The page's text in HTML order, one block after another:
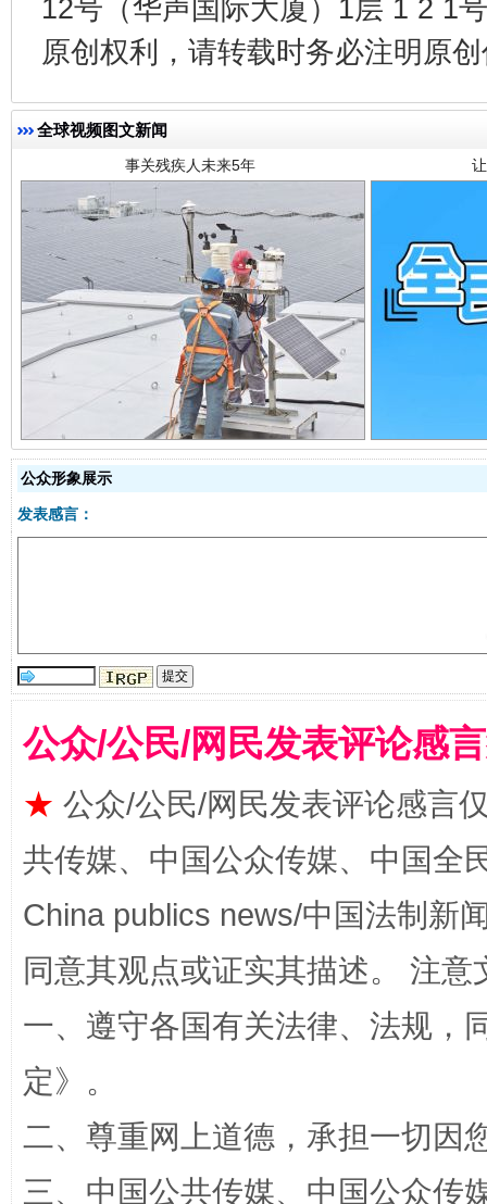
12号（华声国际大厦）1层 1 2 1
原创权利，请转载时务必注明原
全球视频图文新闻
事关残疾人未来5年
规模最大的光氢储一体化项目 走
一颗心始终滚烫
公众形象展示
发表感言：
公众/公民/网民发表评论感
★ 公众/公民/网民发表评论感言
共传媒、中国公众传媒、中国全
China publics news/中国法制新
同意其观点或证实其描述。 注
一、遵守各国有关法律、法规，
定》。
二、尊重网上道德，承担一切因
三、中国公共传媒、中国公众传